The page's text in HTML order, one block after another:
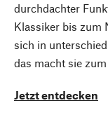
durchdachter
Klassiker bis zum
sich in
das macht sie
Jetzt entdecken